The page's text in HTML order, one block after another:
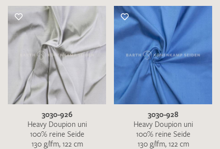
3030-926
Heavy Doupion uni
100% reine Seide
130 g/lfm, 122 cm
3030-928
Heavy Doupion uni
100% reine Seide
130 g/lfm, 122 cm